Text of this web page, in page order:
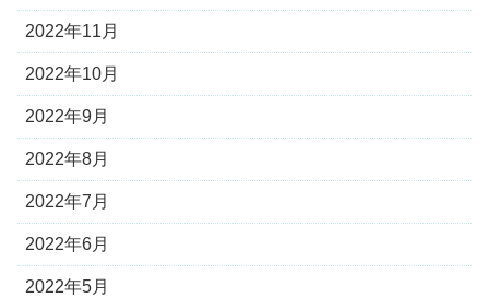
2022年11月
2022年10月
2022年9月
2022年8月
2022年7月
2022年6月
2022年5月